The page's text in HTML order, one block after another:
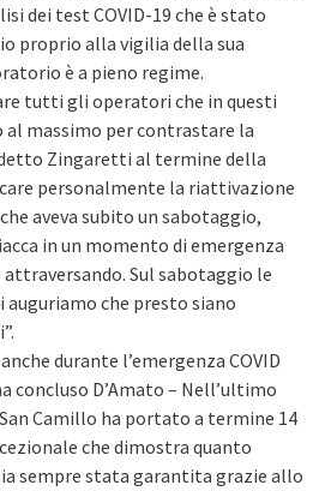
dei test COVID-19 che è stato
proprio alla vigilia della sua
è a pieno regime.
tutti gli operatori che in questi
massimo per contrastare la
Zingaretti al termine della
personalmente la riattivazione
aveva subito un sabotaggio,
in un momento di emergenza
Sul sabotaggio le
auguriamo che presto siano
durante l’emergenza COVID
concluso D’Amato – Nell’ultimo
Camillo ha portato a termine 14
che dimostra quanto
sempre stata garantita grazie allo